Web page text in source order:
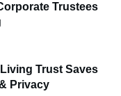
Trustees
Trust Saves
Privacy